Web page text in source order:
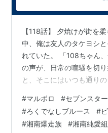
【118話】 夕焼けが街を
中、俺は友人のタケヨシ
れていた。 「108ちゃん
の声が、日常の喧騒を切
と、そこにはいつも通り
る。 「鼻の調子はどーよ
アクシデントを思い出さ
ぇけど、ちょっとぶよぶ
#マルボロ #セブンスター
#ろくでなしブルース #
#湘南爆走族 #湘南純愛組